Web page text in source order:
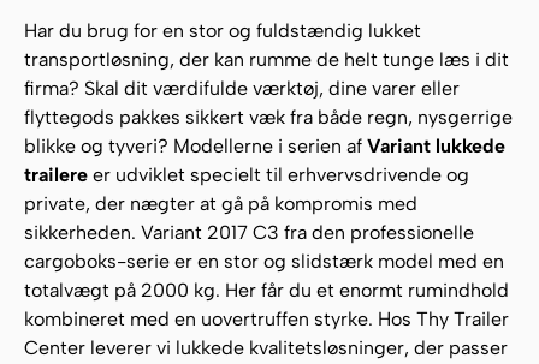
Har du brug for en stor og fuldstændig lukket
transportløsning, der kan rumme de helt tunge læs i dit
firma? Skal dit værdifulde værktøj, dine varer eller
flyttegods pakkes sikkert væk fra både regn, nysgerrige
blikke og tyveri? Modellerne i serien af Variant lukkede
trailere er udviklet specielt til erhvervsdrivende og
private, der nægter at gå på kompromis med
sikkerheden. Variant 2017 C3 fra den professionelle
cargoboks-serie er en stor og slidstærk model med en
totalvægt på 2000 kg. Her får du et enormt rumindhold
kombineret med en uovertruffen styrke. Hos Thy Trailer
Center leverer vi lukkede kvalitetsløsninger, der passer